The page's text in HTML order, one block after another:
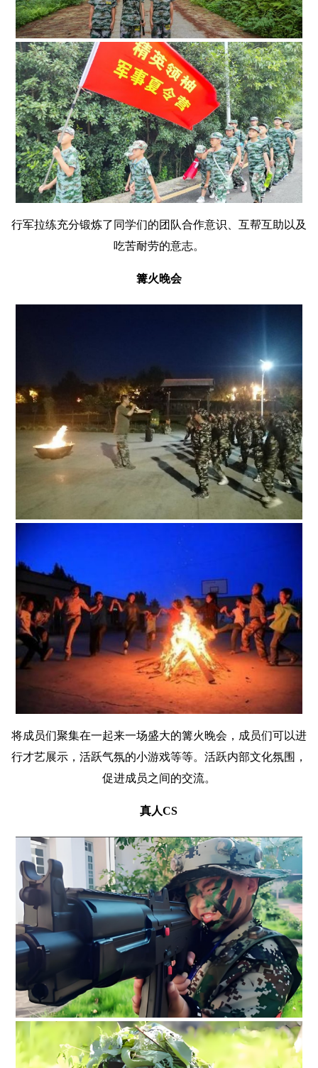
行军拉练充分锻炼了同学们的团队合作意识、互帮互助以及
吃苦耐劳的意志。
篝火晚会
将成员们聚集在一起来一场盛大的篝火晚会，成员们可以进
行才艺展示，活跃气氛的小游戏等等。活跃内部文化氛围，
促进成员之间的交流。
真人CS